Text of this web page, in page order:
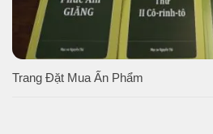
Trang Đặt Mua Ấn Phẩm